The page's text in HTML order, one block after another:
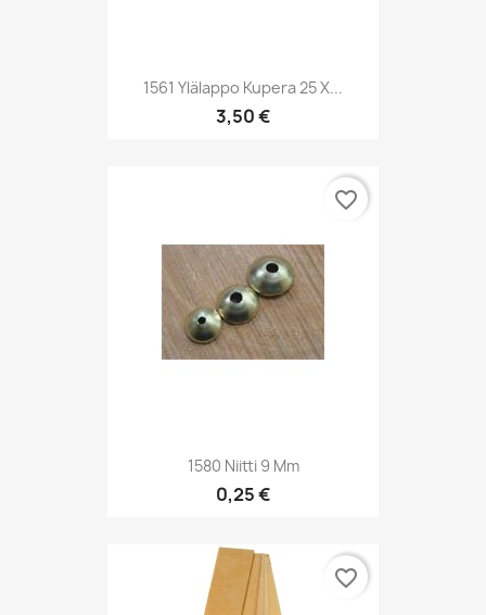
1561 Ylälappo Kupera 25 X...
3,50 €
1580 Niitti 9 Mm
0,25 €
favorite_border
favorite_border